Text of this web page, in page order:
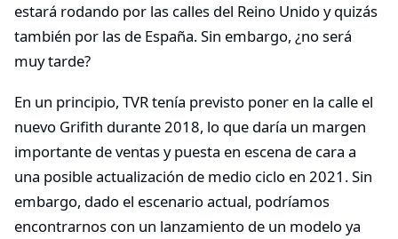
estará rodando por las calles del Reino Unido y quizás
también por las de España. Sin embargo, ¿no será
muy tarde?
En un principio, TVR tenía previsto poner en la calle el
nuevo Grifith durante 2018, lo que daría un margen
importante de ventas y puesta en escena de cara a
una posible actualización de medio ciclo en 2021. Sin
embargo, dado el escenario actual, podríamos
encontrarnos con un lanzamiento de un modelo ya